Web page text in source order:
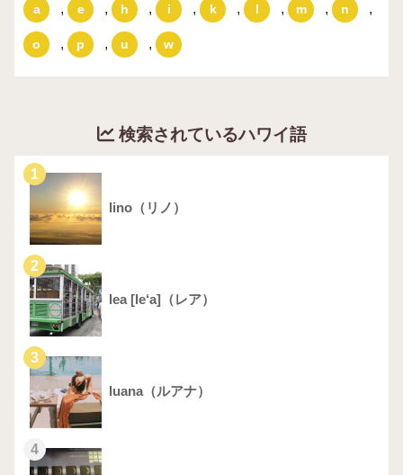
a , e , h , i , k , l , m , n ,
o , p , u , w
検索されているハワイ語
1
lino（リノ）
2
lea [le‘a]（レア）
3
luana（ルアナ）
4